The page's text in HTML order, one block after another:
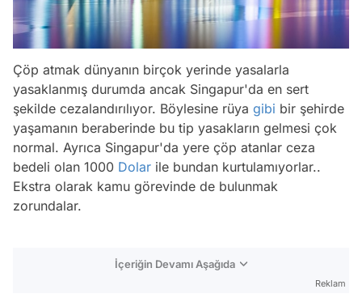
Çöp atmak dünyanın birçok yerinde yasalarla
yasaklanmış durumda ancak Singapur'da en sert
şekilde cezalandırılıyor. Böylesine rüya gibi bir şehirde
yaşamanın beraberinde bu tip yasakların gelmesi çok
normal. Ayrıca Singapur'da yere çöp atanlar ceza
bedeli olan 1000 Dolar ile bundan kurtulamıyorlar..
Ekstra olarak kamu görevinde de bulunmak
zorundalar.
İçeriğin Devamı Aşağıda
Reklam